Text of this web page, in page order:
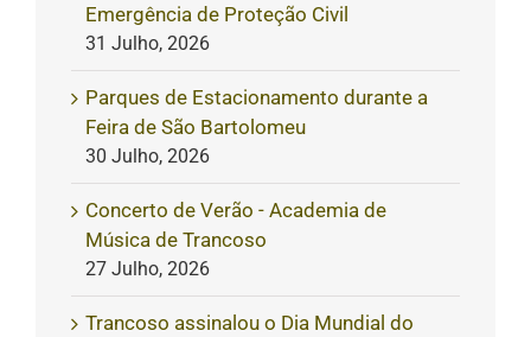
Emergência de Proteção Civil
31 Julho, 2026
Parques de Estacionamento durante a
Feira de São Bartolomeu
30 Julho, 2026
Concerto de Verão - Academia de
Música de Trancoso
27 Julho, 2026
Trancoso assinalou o Dia Mundial do